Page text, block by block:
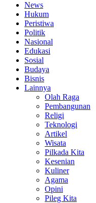
News
Hukum
Peristiwa
Politik
Nasional
Edukasi
Sosial
Budaya
Bisnis
Lainnya
Olah Raga
Pembangunan
Religi
Teknologi
Artikel
Wisata
Pilkada Kita
Kesenian
Kuliner
Agama
Opini
Pileg Kita